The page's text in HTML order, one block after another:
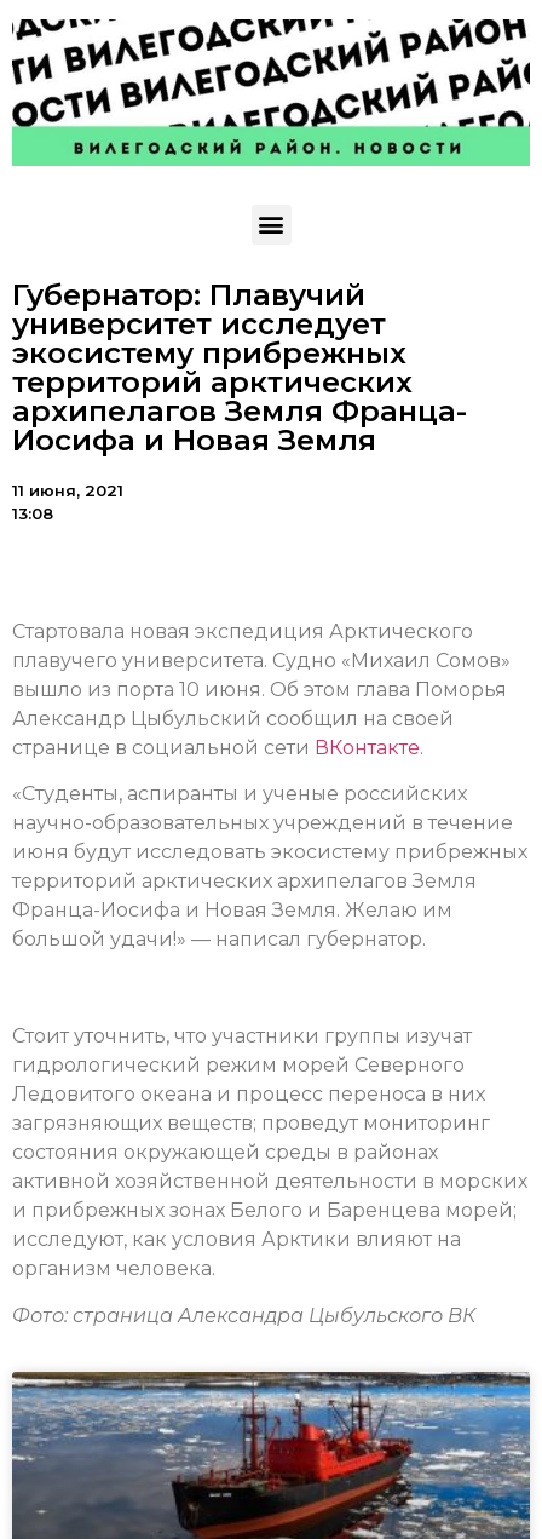
Губернатор: Плавучий
университет исследует
экосистему прибрежных
территорий арктических
архипелагов Земля Франца-
Иосифа и Новая Земля
11 июня, 2021
13:08
Стартовала новая экспедиция Арктического
плавучего университета. Судно «Михаил Сомов»
вышло из порта 10 июня. Об этом глава Поморья
Александр Цыбульский сообщил на своей
странице в социальной сети ВКонтакте.
«Студенты, аспиранты и ученые российских
научно-образовательных учреждений в течение
июня будут исследовать экосистему прибрежных
территорий арктических архипелагов Земля
Франца-Иосифа и Новая Земля. Желаю им
большой удачи!» — написал губернатор.
Стоит уточнить, что участники группы изучат
гидрологический режим морей Северного
Ледовитого океана и процесс переноса в них
загрязняющих веществ; проведут мониторинг
состояния окружающей среды в районах
активной хозяйственной деятельности в морских
и прибрежных зонах Белого и Баренцева морей;
исследуют, как условия Арктики влияют на
организм человека.
Фото: страница Александра Цыбульского ВК